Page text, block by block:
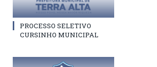
PROCESSO SELETIVO
CURSINHO MUNICIPAL